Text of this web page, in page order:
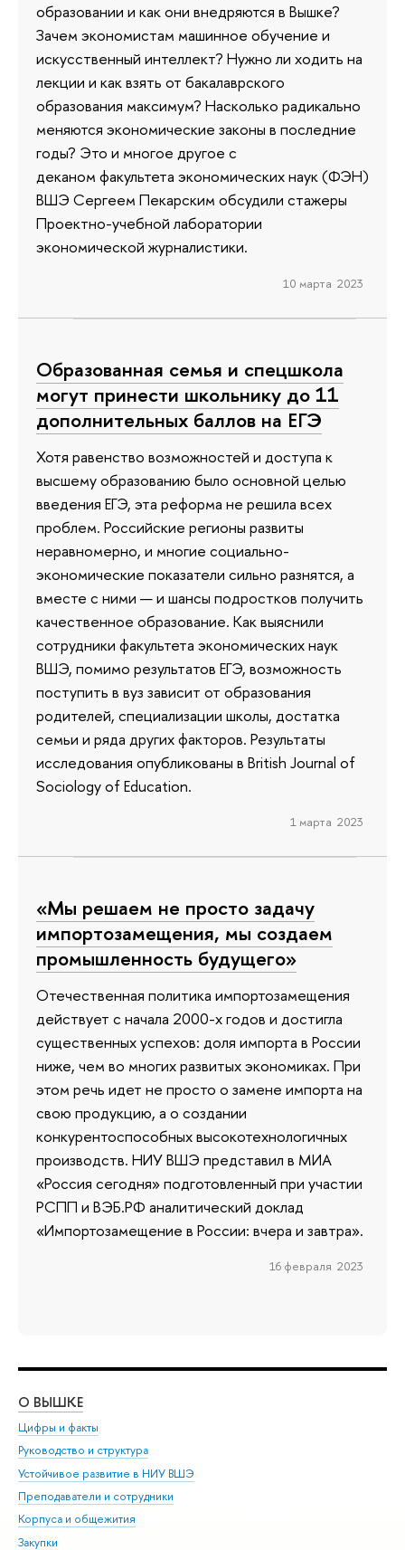
образовании и как они внедряются в Вышке?
Зачем экономистам машинное обучение и
искусственный интеллект? Нужно ли ходить на
лекции и как взять от бакалаврского
образования максимум? Насколько радикально
меняются экономические законы в последние
годы? Это и многое другое с
деканом факультета экономических наук (ФЭН)
ВШЭ Сергеем Пекарским обсудили стажеры
Проектно-учебной лаборатории
экономической журналистики.
10 марта 2023
Образованная семья и спецшкола
могут принести школьнику до 11
дополнительных баллов на ЕГЭ
Хотя равенство возможностей и доступа к
высшему образованию было основной целью
введения ЕГЭ, эта реформа не решила всех
проблем. Российские регионы развиты
неравномерно, и многие социально-
экономические показатели сильно разнятся, а
вместе с ними — и шансы подростков получить
качественное образование. Как выяснили
сотрудники факультета экономических наук
ВШЭ, помимо результатов ЕГЭ, возможность
поступить в вуз зависит от образования
родителей, специализации школы, достатка
семьи и ряда других факторов. Результаты
исследования опубликованы в British Journal of
Sociology of Education.
1 марта 2023
«Мы решаем не просто задачу
импортозамещения, мы создаем
промышленность будущего»
Отечественная политика импортозамещения
действует с начала 2000-х годов и достигла
существенных успехов: доля импорта в России
ниже, чем во многих развитых экономиках. При
этом речь идет не просто о замене импорта на
свою продукцию, а о создании
конкурентоспособных высокотехнологичных
производств. НИУ ВШЭ представил в МИА
«Россия сегодня» подготовленный при участии
РСПП и ВЭБ.РФ аналитический доклад
«Импортозамещение в России: вчера и завтра».
16 февраля 2023
О ВЫШКЕ
Цифры и факты
Руководство и структура
Устойчивое развитие в НИУ ВШЭ
Преподаватели и сотрудники
Корпуса и общежития
Закупки